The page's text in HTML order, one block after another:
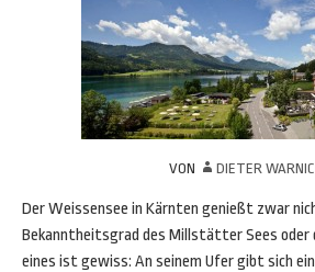
VON DIETER
Der Weissensee in Kärnten genießt zwar
Bekanntheitsgrad des Millstätter Sees oder
eines ist gewiss: An seinem Ufer gibt sich